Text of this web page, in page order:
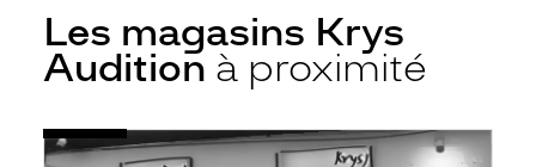
Les magasins Krys
Audition à proximité
Audioprothésiste
Voir